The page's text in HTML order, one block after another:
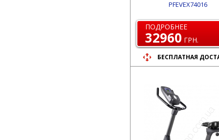
PFEVEX74016
ПОДРОБНЕЕ
32960 ГРН.
БЕСПЛАТНАЯ